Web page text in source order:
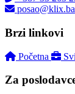
posao@klix.ba
Brzi linkovi
Početna
Za